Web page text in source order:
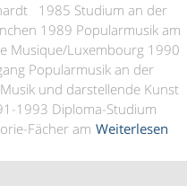
1985 Studium an der
1989 Popularmusik am
Musique/Luxembourg 1990
Popularmusik an der
und darstellende Kunst
1993 Diploma-Studium
Fächer am Weiterlesen